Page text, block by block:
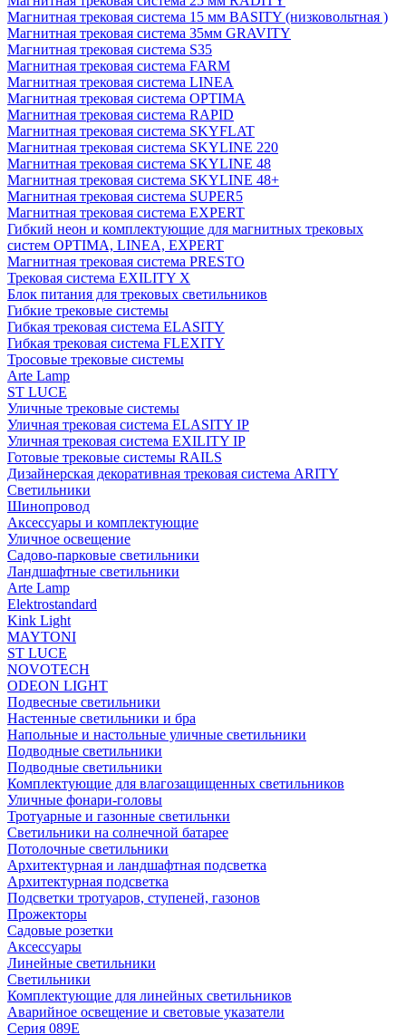
Магнитная трековая система 15 мм BASITY (низковольтная )
Магнитная трековая система 35мм GRAVITY
Магнитная трековая система S35
Магнитная трековая система FARM
Магнитная трековая система LINEA
Магнитная трековая система OPTIMA
Магнитная трековая система RAPID
Магнитная трековая система SKYFLAT
Магнитная трековая система SKYLINE 220
Магнитная трековая система SKYLINE 48
Магнитная трековая система SKYLINE 48+
Магнитная трековая система SUPER5
Магнитная трековая система EXPERT
Гибкий неон и комплектующие для магнитных трековых
систем OPTIMA, LINEA, EXPERT
Магнитная трековая система PRESTO
Трековая система EXILITY X
Блок питания для трековых светильников
Гибкие трековые системы
Гибкая трековая система ELASITY
Гибкая трековая система FLEXITY
Тросовые трековые системы
Arte Lamp
ST LUCE
Уличные трековые системы
Уличная трековая система ELASITY IP
Уличная трековая система EXILITY IP
Готовые трековые системы RAILS
Дизайнерская декоративная трековая система ARITY
Светильники
Шинопровод
Аксессуары и комплектующие
Уличное освещение
Садово-парковые светильники
Ландшафтные светильники
Arte Lamp
Elektrostandard
Kink Light
MAYTONI
ST LUCE
NOVOTECH
ODEON LIGHT
Подвесные светильники
Настенные светильники и бра
Напольные и настольные уличные светильники
Подводные светильники
Подводные светильники
Комплектующие для влагозащищенных светильников
Уличные фонари-головы
Тротуарные и газонные светильнки
Светильники на солнечной батарее
Потолочные светильники
Архитектурная и ландшафтная подсветка
Архитектурная подсветка
Подсветки тротуаров, ступеней, газонов
Прожекторы
Садовые розетки
Аксессуары
Линейные светильники
Светильники
Комплектующие для линейных светильников
Аварийное освещение и световые указатели
Серия 089E